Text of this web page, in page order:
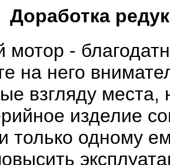
Доработка
мотор -
на него
взгляду
изделие
только одному